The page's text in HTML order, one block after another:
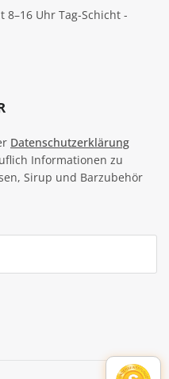
Uhr Tag-Schicht -
Datenschutzerklärung
Informationen zu
Sirup und Barzubehör